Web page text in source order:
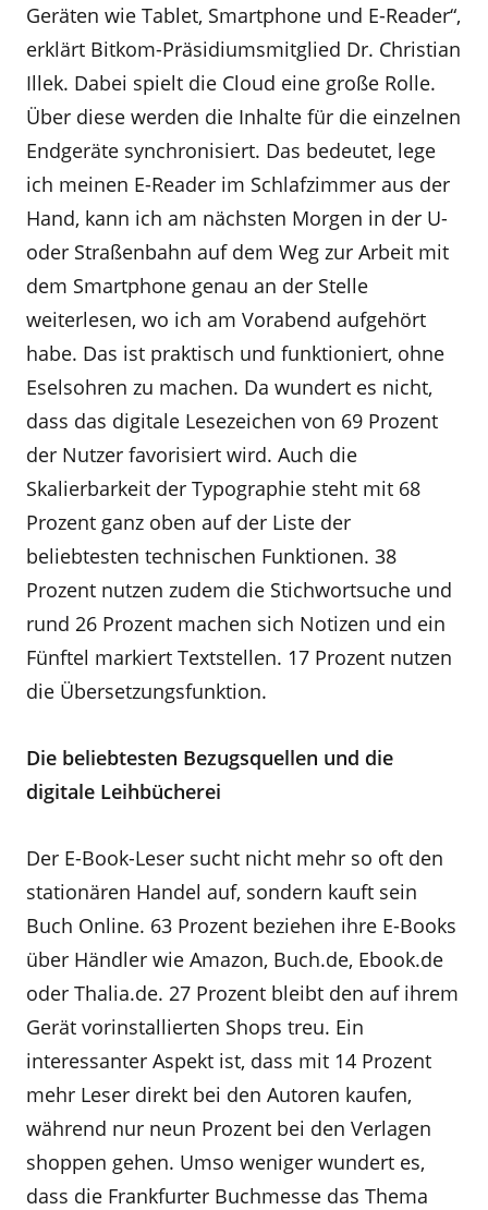
Geräten wie Tablet, Smartphone und E-Reader“,
erklärt Bitkom-Präsidiumsmitglied Dr. Christian
Illek. Dabei spielt die Cloud eine große Rolle.
Über diese werden die Inhalte für die einzelnen
Endgeräte synchronisiert. Das bedeutet, lege
ich meinen E-Reader im Schlafzimmer aus der
Hand, kann ich am nächsten Morgen in der U-
oder Straßenbahn auf dem Weg zur Arbeit mit
dem Smartphone genau an der Stelle
weiterlesen, wo ich am Vorabend aufgehört
habe. Das ist praktisch und funktioniert, ohne
Eselsohren zu machen. Da wundert es nicht,
dass das digitale Lesezeichen von 69 Prozent
der Nutzer favorisiert wird. Auch die
Skalierbarkeit der Typographie steht mit 68
Prozent ganz oben auf der Liste der
beliebtesten technischen Funktionen. 38
Prozent nutzen zudem die Stichwortsuche und
rund 26 Prozent machen sich Notizen und ein
Fünftel markiert Textstellen. 17 Prozent nutzen
die Übersetzungsfunktion.
Die beliebtesten Bezugsquellen und die
digitale Leihbücherei
Der E-Book-Leser sucht nicht mehr so oft den
stationären Handel auf, sondern kauft sein
Buch Online. 63 Prozent beziehen ihre E-Books
über Händler wie Amazon, Buch.de, Ebook.de
oder Thalia.de. 27 Prozent bleibt den auf ihrem
Gerät vorinstallierten Shops treu. Ein
interessanter Aspekt ist, dass mit 14 Prozent
mehr Leser direkt bei den Autoren kaufen,
während nur neun Prozent bei den Verlagen
shoppen gehen. Umso weniger wundert es,
dass die Frankfurter Buchmesse das Thema